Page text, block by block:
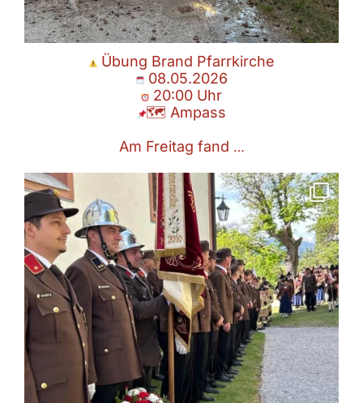
Übung Brand Pfarrkirche
08.05.2026
20:00 Uhr
🗺 Ampass
Am Freitag fand …
Floriani
03.05.2026
🗺 Ampass
Heute fand das Florianifest bzw. die...
Mai 3